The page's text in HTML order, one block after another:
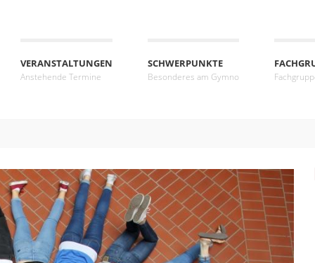
VERANSTALTUNGEN
Anstehende Termine
SCHWERPUNKTE
Besonderes am Gymno